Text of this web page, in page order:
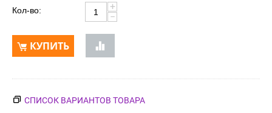
Кол-во:
+
−
КУПИТЬ
СПИСОК ВАРИАНТОВ ТОВАРА